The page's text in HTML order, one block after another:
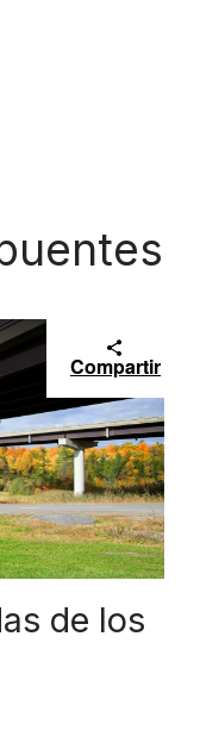
Compartir
de los